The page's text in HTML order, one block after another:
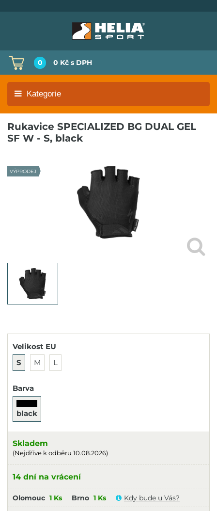
0 0 Kč s DPH
Kategorie
Rukavice SPECIALIZED BG DUAL GEL
SF W - S, black
VÝPRODEJ
Velikost EU
S
M L
Barva
black
Skladem
(Nejdříve k odběru 10.08.2026)
14 dní na vrácení
Olomouc 1 Ks Brno 1 Ks Kdy bude u Vás?